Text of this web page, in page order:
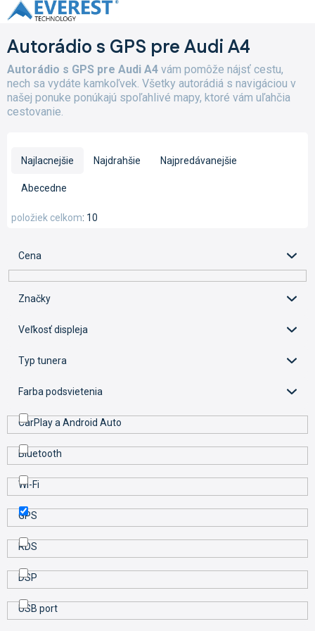
Prejsť
na
Autorádio s GPS pre Audi A4
Autorádio s GPS pre Audi A4 vám pomôže nájsť cestu,
nech sa vydáte kamkoľvek. Všetky autorádiá s navigáciou v
našej ponuke ponúkajú spoľahlivé mapy, ktoré vám uľahčia
cestovanie.
i
p
r
o
d
o
Najlacnejšie Najdrahšie Najpredávanejšie
Abecedne
10
položiek celkom
Cena
Značky
Veľkosť displeja
Typ tunera
Farba podsvietenia
CarPlay a Android Auto
Bluetooth
Wi-Fi
GPS
RDS
DSP
USB port